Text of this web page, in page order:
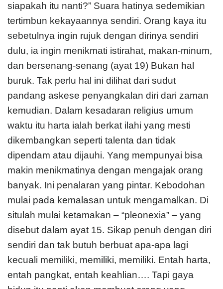
siapakah itu nanti?” Suara hatinya sedemikian
tertimbun kekayaannya sendiri. Orang kaya itu
sebetulnya ingin rujuk dengan dirinya sendiri
dulu, ia ingin menikmati istirahat, makan-minum,
dan bersenang-senang (ayat 19) Bukan hal
buruk. Tak perlu hal ini dilihat dari sudut
pandang askese penyangkalan diri dari zaman
kemudian. Dalam kesadaran religius umum
waktu itu harta ialah berkat ilahi yang mesti
dikembangkan seperti talenta dan tidak
dipendam atau dijauhi. Yang mempunyai bisa
makin menikmatinya dengan mengajak orang
banyak. Ini penalaran yang pintar. Kebodohan
mulai pada kemalasan untuk mengamalkan. Di
situlah mulai ketamakan – “pleonexia” – yang
disebut dalam ayat 15. Sikap penuh dengan diri
sendiri dan tak butuh berbuat apa-apa lagi
kecuali memiliki, memiliki, memiliki. Entah harta,
entah pangkat, entah keahlian…. Tapi gaya